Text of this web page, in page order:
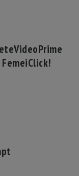
VideoPrime
Click!